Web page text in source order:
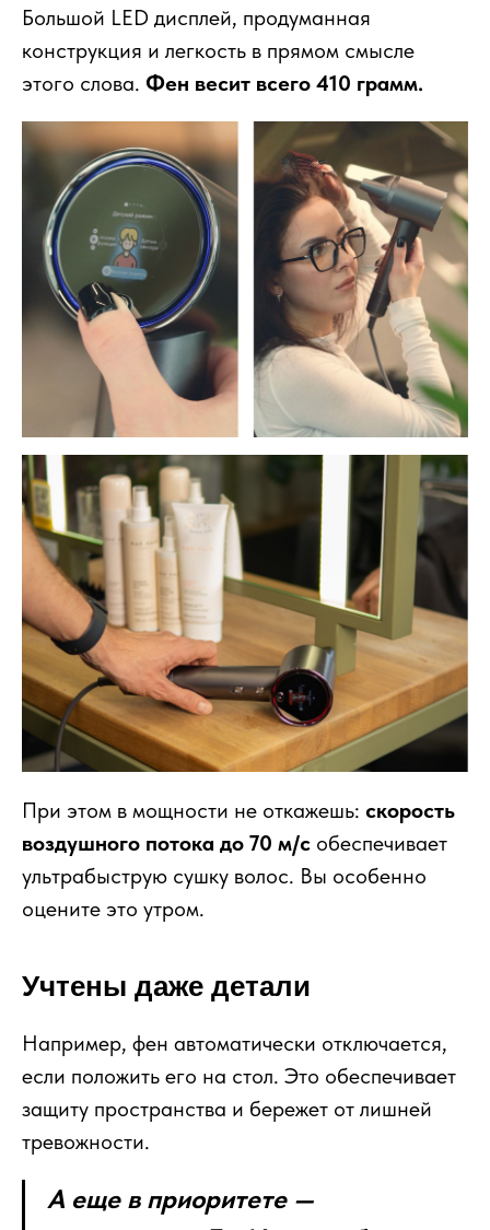
Большой LED дисплей, продуманная
конструкция и легкость в прямом смысле
этого слова. Фен весит всего 410 грамм.
При этом в мощности не откажешь: скорость
воздушного потока до 70 м/с обеспечивает
ультрабыструю сушку волос. Вы особенно
оцените это утром.
Учтены даже детали
Например, фен автоматически отключается,
если положить его на стол. Это обеспечивает
защиту пространства и бережет от лишней
тревожности.
А еще в приоритете —